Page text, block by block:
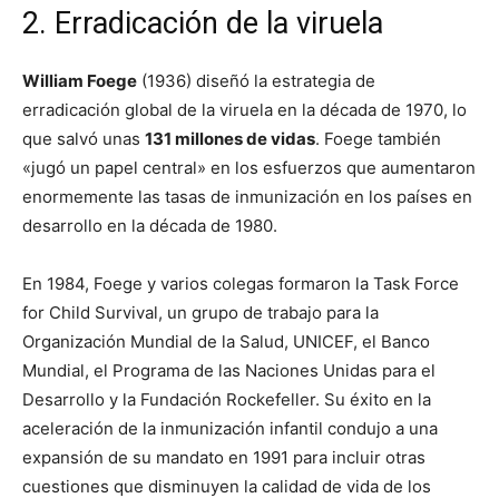
2. Erradicación de la viruela
William Foege (1936) diseñó la estrategia de
erradicación global de la viruela en la década de 1970, lo
que salvó unas 131 millones de vidas. Foege también
«jugó un papel central» en los esfuerzos que aumentaron
enormemente las tasas de inmunización en los países en
desarrollo en la década de 1980.
En 1984, Foege y varios colegas formaron la Task Force
for Child Survival, un grupo de trabajo para la
Organización Mundial de la Salud, UNICEF, el Banco
Mundial, el Programa de las Naciones Unidas para el
Desarrollo y la Fundación Rockefeller. Su éxito en la
aceleración de la inmunización infantil condujo a una
expansión de su mandato en 1991 para incluir otras
cuestiones que disminuyen la calidad de vida de los